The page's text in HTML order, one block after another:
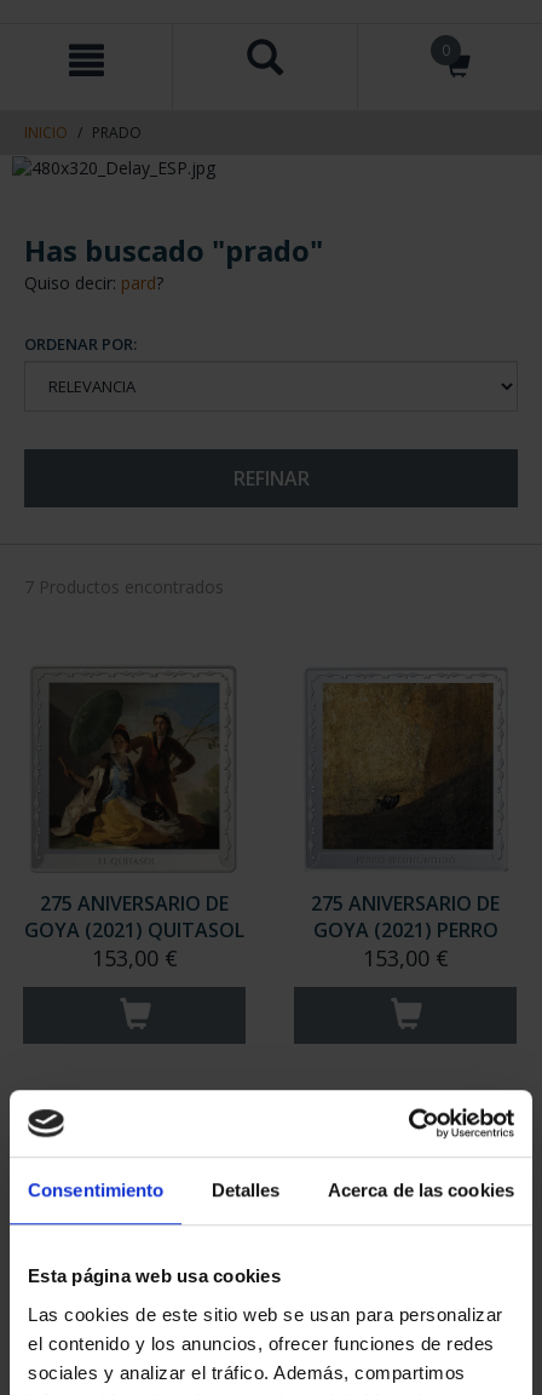
Consentimiento Detalles Acerca de las cookies
Esta página web usa cookies
Las cookies de este sitio web se usan para personalizar
el contenido y los anuncios, ofrecer funciones de redes
sociales y analizar el tráfico. Además, compartimos
contenido
navegacin
0
INICIO PRADO
Has buscado "prado"
Quiso decir: pard?
ORDENAR POR:
REFINAR
7 Productos encontrados
275 ANIVERSARIO DE
GOYA (2021) QUITASOL
153,00 €
275 ANIVERSARIO DE
GOYA (2021) PERRO
153,00 €
275 ANIVERSARIO DE
GOYA (2021)
275 ANIVERSARIO DE
GOYA (2021)